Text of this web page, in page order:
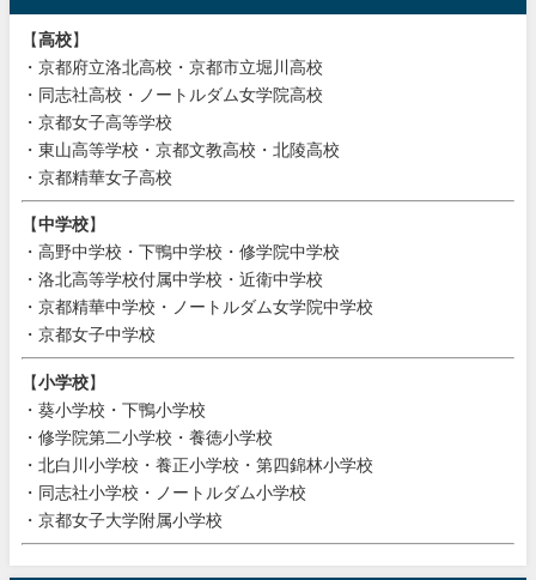
【高校】
・京都府立洛北高校・京都市立堀川高校
・同志社高校・ノートルダム女学院高校
・京都女子高等学校
・東山高等学校・京都文教高校・北陵高校
・京都精華女子高校
【中学校】
・高野中学校・下鴨中学校・修学院中学校
・洛北高等学校付属中学校・近衛中学校
・京都精華中学校・ノートルダム女学院中学校
・京都女子中学校
【小学校】
・葵小学校・下鴨小学校
・修学院第二小学校・養徳小学校
・北白川小学校・養正小学校・第四錦林小学校
・同志社小学校・ノートルダム小学校
・京都女子大学附属小学校